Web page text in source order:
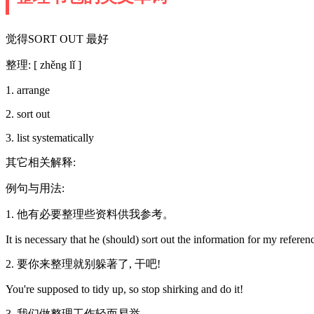
觉得SORT OUT 最好
整理: [ zhěng lǐ ]
1. arrange
2. sort out
3. list systematically
其它相关解释:
例句与用法:
1. 他有必要整理些资料供我参考。
It is necessary that he (should) sort out the information for my
2. 要你来整理就别躲著了, 干吧!
You're supposed to tidy up, so stop shirking and do it!